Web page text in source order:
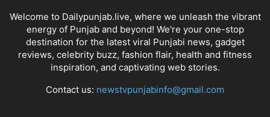
Welcome to Dailypunjab.live, where we unleash the vibrant
energy of Punjab and beyond! We're your one-stop
destination for the latest viral Punjabi news, gadget
reviews, celebrity buzz, fashion flair, health and fitness
inspiration, and captivating web stories.
Contact us: newstvpunjabinfo@gmail.com